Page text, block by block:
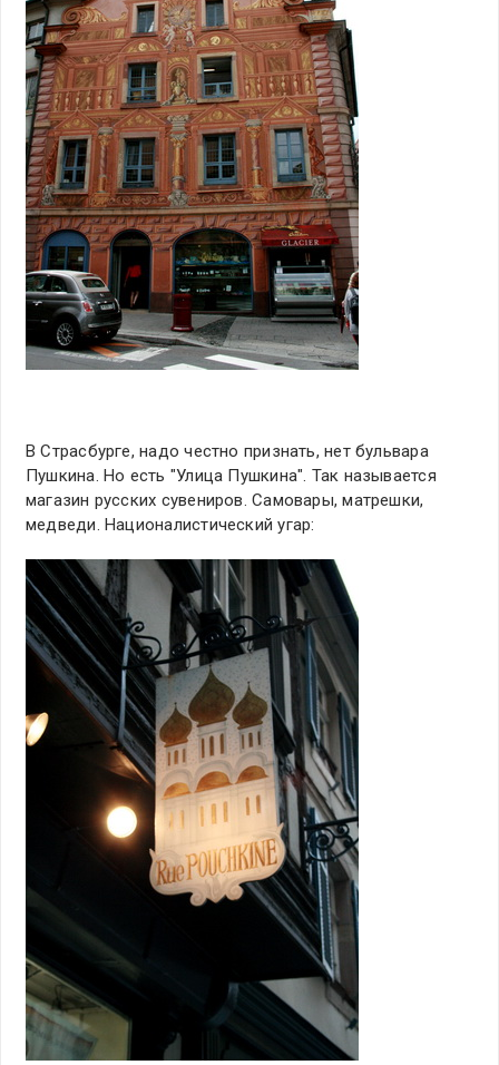
В Страсбурге, надо честно признать, нет бульвара
Пушкина. Но есть "Улица Пушкина". Так называется
магазин русских сувениров. Самовары, матрешки,
медведи. Националистический угар: